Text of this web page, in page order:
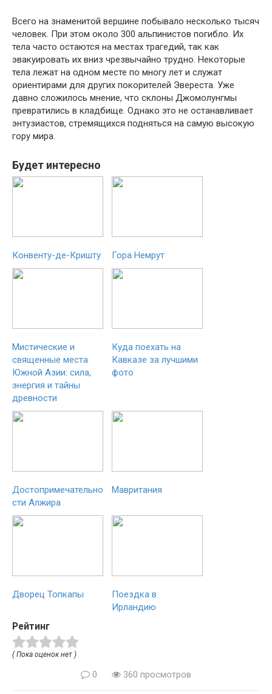
Всего на знаменитой вершине побывало несколько тысяч
человек. При этом около 300 альпинистов погибло. Их
тела часто остаются на местах трагедий, так как
эвакуировать их вниз чрезвычайно трудно. Некоторые
тела лежат на одном месте по многу лет и служат
ориентирами для других покорителей Эвереста. Уже
давно сложилось мнение, что склоны Джомолунгмы
превратились в кладбище. Однако это не останавливает
энтузиастов, стремящихся подняться на самую высокую
гору мира.
Будет интересно
Конвенту-де-Кришту Гора Немрут
Мистические и
священные места
Южной Азии: сила,
энергия и тайны
древности
Куда поехать на
Кавказе за лучшими
фото
Достопримечательно
сти Алжира
Мавритания
Дворец Топкапы
Поездка в
Ирландию
Рейтинг
( Пока оценок нет )
0 360 просмотров